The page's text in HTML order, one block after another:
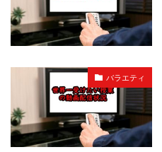
バラエティ